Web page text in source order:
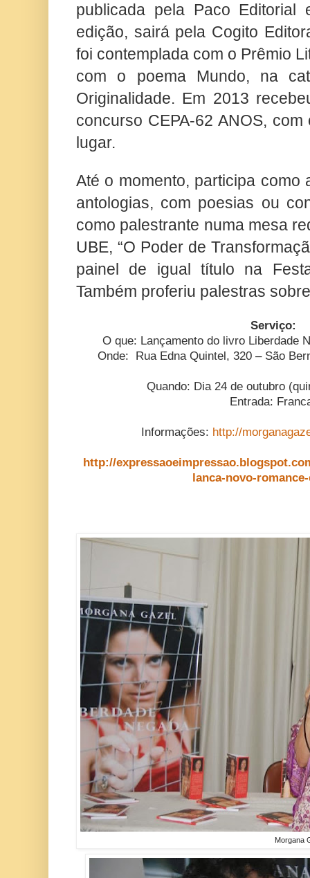
publicada pela Paco
edição, sairá pela Cogito
foi contemplada com o Prêmio
com o poema Mundo, na
Originalidade. Em 2013
concurso CEPA-62 ANOS, com
lugar.
Até o momento, participa como
antologias, com poesias ou
como palestrante numa mesa
UBE, “O Poder de
painel de igual título na
Também proferiu palestras
Serviço:
O que: Lançamento do livro Liberdade
Onde: Rua Edna Quintel, 320 – São
Quando: Dia 24 de outubro
Entrada:
Informações: http://
http://
lanca-novo-
Morgana